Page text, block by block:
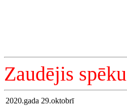
Zaudējis
2020.gada 29.oktobrī